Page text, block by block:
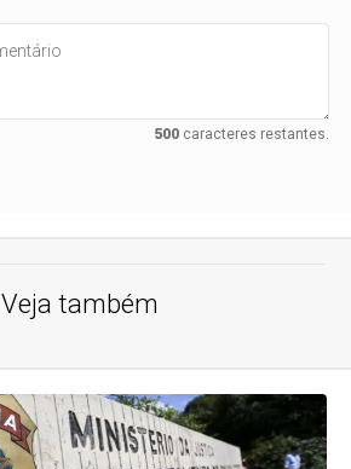
500caracteres restantes.
Veja também